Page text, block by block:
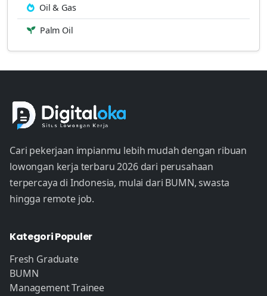
Oil & Gas
Palm Oil
Cari pekerjaan impianmu lebih mudah dengan ribuan
lowongan kerja terbaru 2026 dari perusahaan
terpercaya di Indonesia, mulai dari BUMN, swasta
hingga remote job.
Kategori Populer
Fresh Graduate
BUMN
Management Trainee